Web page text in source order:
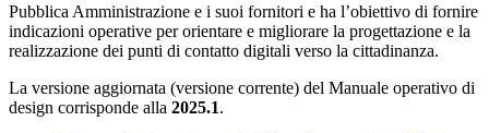
Pubblica Amministrazione e i suoi fornitori e ha l’obiettivo di fornire
indicazioni operative per orientare e migliorare la progettazione e la
realizzazione dei punti di contatto digitali verso la cittadinanza.
La versione aggiornata (versione corrente) del Manuale operativo di
design corrisponde alla 2025.1.